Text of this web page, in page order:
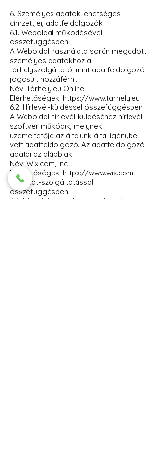
6. Személyes adatok lehetséges
címzettjei, adatfeldolgozók
6.1. Weboldal működésével
összefüggésben
A Weboldal használata során megadott
személyes adatokhoz a
tárhelyszolgáltató, mint adatfeldolgozó
jogosult hozzáférni.
Név: Tárhely.eu Online
Elérhetőségek: https://www.tarhely.eu
6.2. Hírlevél-küldéssel összefüggésben
A Weboldal hírlevél-küldéséhez hírlevél-
szoftver működik, melynek
üzemeltetője az általunk által igénybe
vett adatfeldolgozó. Az adatfeldolgozó
adatai az alábbiak:
Név: Wix.com, Inc
Elérhetőségek: https://www.wix.com
6.3. Chat-szolgáltatással
összefüggésben
A Weboldal használata során igénybe